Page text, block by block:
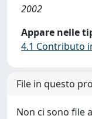
2002
Appare nelle
4.1 Contributo
File in questo
Non ci sono file